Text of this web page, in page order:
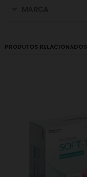
PRODUTOS RELACIONADOS